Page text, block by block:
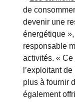
de
devenir une
énergétique
responsable
activités. «
l’exploitant
plus à fournir
également